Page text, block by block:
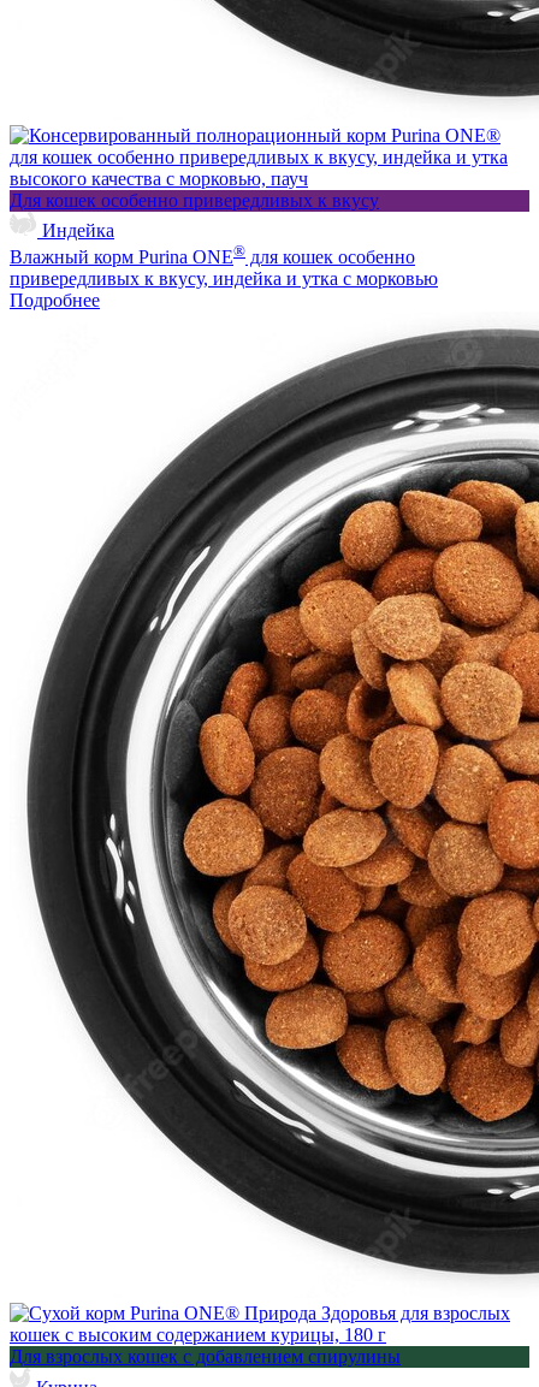
Для кошек особенно привередливых к вкусу
Индейка
Влажный корм Purina ONE® для кошек особенно
привередливых к вкусу, индейка и утка с морковью
Подробнее
Для взрослых кошек с добавлением спирулины